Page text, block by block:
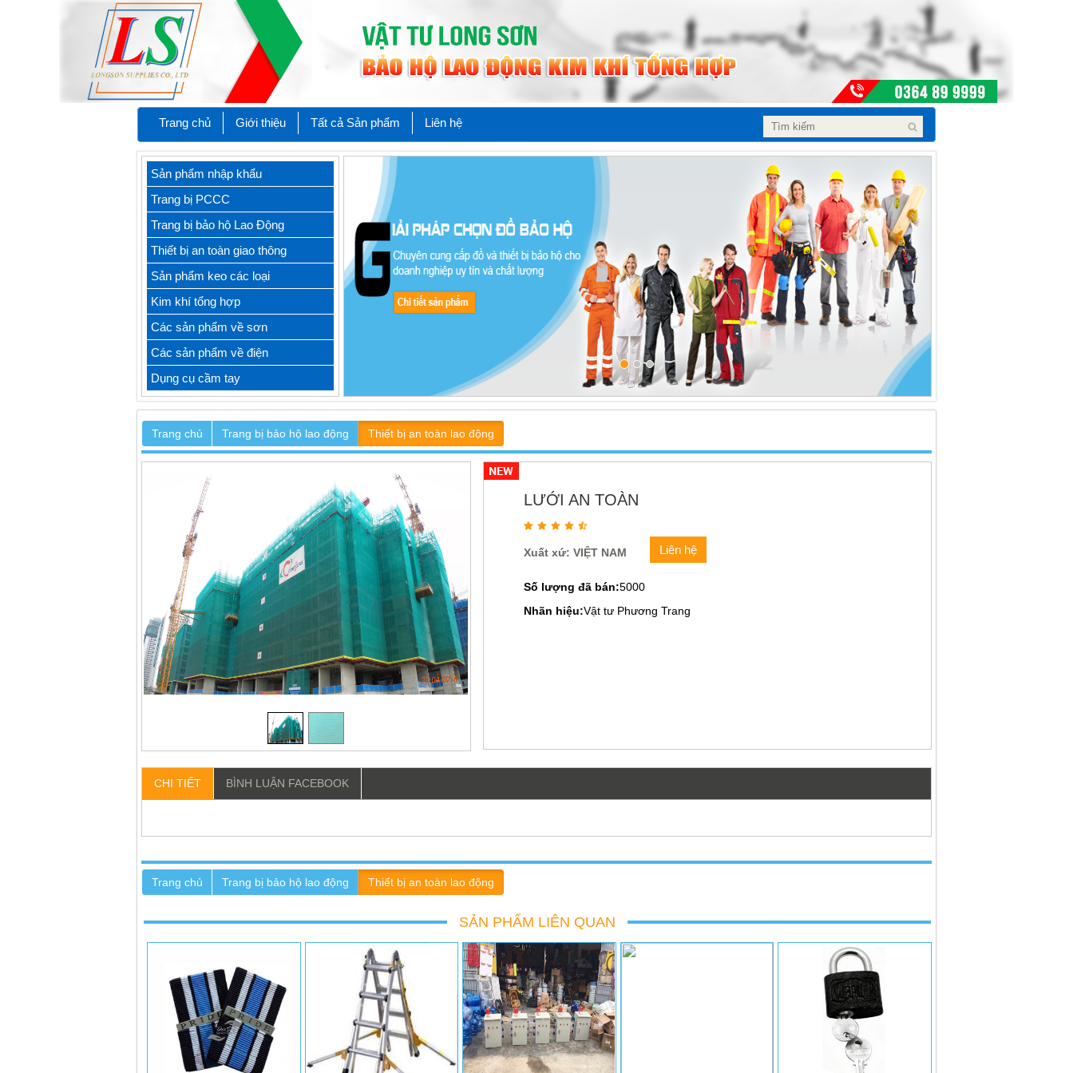
Trang chủ Giới thiệu Tất cả Sản phẩm Liên hệ
Sản phẩm nhập khẩu
Trang bị PCCC
Trang bị bảo hộ Lao Động
Thiết bị an toàn giao thông
Sản phẩm keo các loại
Kim khí tổng hợp
Các sản phẩm về sơn
Các sản phẩm về điện
Dụng cụ cầm tay
Trang chủ Trang bị bảo hộ lao động Thiết bị an toàn lao động
LƯỚI AN TOÀN
Xuất xứ: VIỆT NAM Liên hệ
Số lượng đã bán:5000
Nhãn hiệu:Vật tư Phương Trang
CHI TIẾT BÌNH LUẬN FACEBOOK
Trang chủ Trang bị bảo hộ lao động Thiết bị an toàn lao động
SẢN PHẨM LIÊN QUAN
VUI LÒNG LIÊN HỆ ĐỂ ĐƯỢC
GIÁ TỐT NHẤT
VUI LÒNG LIÊN HỆ ĐỂ ĐƯỢC
GIÁ TỐT NHẤT
VUI LÒNG LIÊN HỆ ĐỂ ĐƯỢC
VUI LÒNG LIÊN HỆ ĐỂ ĐƯỢC
VUI LÒNG LIÊN HỆ ĐỂ ĐƯỢC